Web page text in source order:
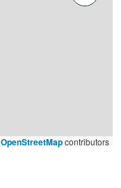
OpenStreetMapcontributors